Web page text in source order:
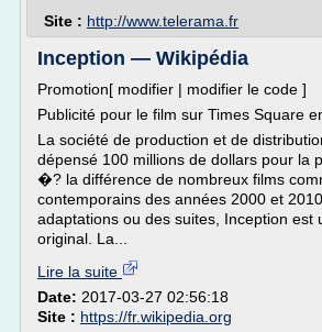
Site : http://www.telerama.fr
Inception — Wikipédia
Promotion[ modifier | modifier le code ]
Publicité pour le film sur Times Square
La société de production et de
dépensé 100 millions de dollars pour la
�? la différence de nombreux films
contemporains des années 2000 et
adaptations ou des suites, Inception est
original. La...
Lire la suite
Date: 2017-03-27 02:56:18
Site : https://fr.wikipedia.org